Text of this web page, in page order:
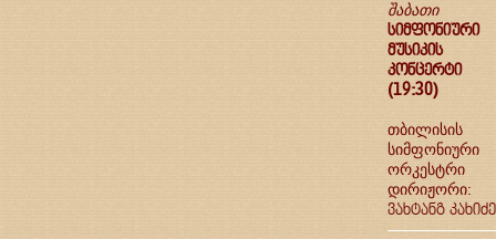
შაბათი
სიმფონიური
მუსიკის
კონცერტი
(19:30)
თბილისის
სიმფონიური
ორკესტრი
დირიჟორი:
ვახტანგ კახიძე